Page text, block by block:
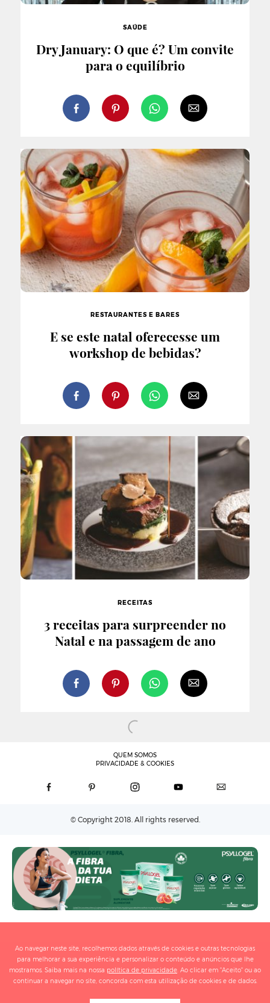
SAÚDE
Dry January: O que é? Um convite
para o equilíbrio
RESTAURANTES E BARES
E se este natal oferecesse um
workshop de bebidas?
RECEITAS
3 receitas para surpreender no
Natal e na passagem de ano
QUEM SOMOS
PRIVACIDADE & COOKIES
© Copyright 2018. All rights reserved.
Ao navegar neste site, recolhemos dados através de cookies e outras tecnologias
para melhorar a sua experiência e personalizar o conteúdo e anúncios que lhe
mostramos. Saiba mais na nossa política de privacidade. Ao clicar em "Aceito" ou ao
continuar a navegar no site, concorda com esta utilização de cookies e de dados.